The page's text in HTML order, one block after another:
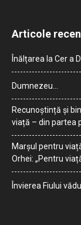
Articole
Înălțarea la Cer a
Dumnezeu…
Recunoștință și
viață – din partea
Marșul pentru
Orhei: „Pentru
Învierea Fiului